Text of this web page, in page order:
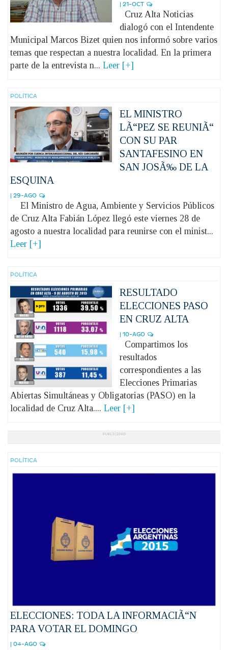
| 21-OCT
Cruz Alta Noticias
dialogó con el Intendente
Municipal Marcos Bizet quien nos informó sobre varios
temas que respectan a nuestra localidad. En la primera
parte de la entrevista n... Leer [+]
POLÍ­TICA
EL MINISTRO
LÃ“PEZ SE REUNIÃ“
CON SU PAR
SANTAFESINO EN
SAN JOSÃ‰ DE LA
ESQUINA
| 29-AGO
El Ministro de Agua, Ambiente y Servicios Públicos
de Cruz Alta Fabián López llegó este viernes 28 de
agosto a nuestra localidad para reunirse con el minist...
Leer [+]
POLÍ­TICA
RESULTADO
ELECCIONES PASO
EN CRUZ ALTA
| 10-AGO
Compartimos los
resultados
correspondientes a las
Elecciones Primarias
Abiertas Simultáneas y Obligatorias (PASO) en la
localidad de Cruz Alta.... Leer [+]
POLÍ­TICA
ELECCIONES: TODA LA INFORMACIÃ“N
PARA VOTAR EL DOMINGO
| 04-AGO